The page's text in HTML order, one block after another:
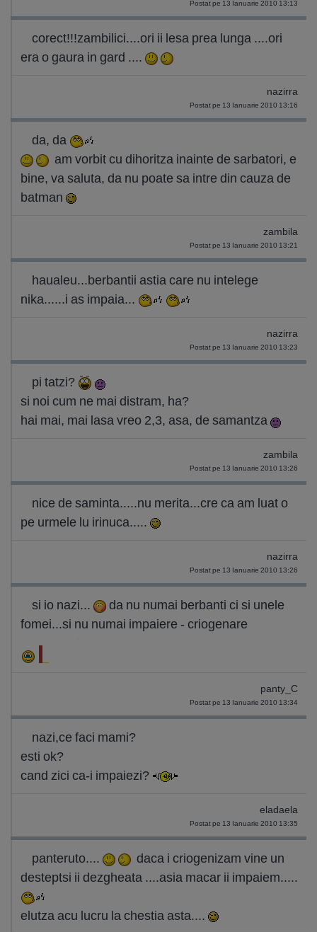
Postat pe 13 Ianuarie 2010 13:13
corect!!!zambilici....ori ii lesa prea lunga ....ori
era o gaura in gard ....
nazirra
Postat pe 13 Ianuarie 2010 13:16
da, da
am vorbit cu dihoritza inainte de sarbatori, e
bine, va saluta, da nu poate sa intre din cauza de
batman
zambila
Postat pe 13 Ianuarie 2010 13:21
haualeu...berbantii astia care nu intelege
nika......i as impaia...
nazirra
Postat pe 13 Ianuarie 2010 13:23
pi tatzi?
si noi cum ne mai distram, ha?
hai mai, mai lasa vreo 2,3, asa, de samantza
zambila
Postat pe 13 Ianuarie 2010 13:26
nice de saminta.....nu merita...cre ca am luat o
pe urmele lu irinuca.....
nazirra
Postat pe 13 Ianuarie 2010 13:26
si io nazi...
da nu numai berbanti ci si unele
fomei...si nu numai impaiere - criogenare
panty_C
Postat pe 13 Ianuarie 2010 13:34
nazi,ce faci mami?
esti ok?
cand zici ca-i impaiezi?
eladaela
Postat pe 13 Ianuarie 2010 13:35
panteruto....
daca i criogenizam vine un
desteptsi ii dezgheata ....asia macar ii impaiem.....
elutza acu lucru la chestia asta....